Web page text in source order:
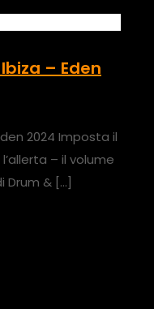
– Eden
2024 Imposta il
– il volume
Drum & […]